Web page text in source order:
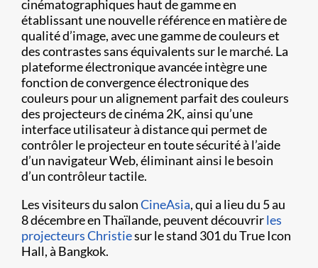
cinématographiques haut de gamme en
établissant une nouvelle référence en matière de
qualité d’image, avec une gamme de couleurs et
des contrastes sans équivalents sur le marché. La
plateforme électronique avancée intègre une
fonction de convergence électronique des
couleurs pour un alignement parfait des couleurs
des projecteurs de cinéma 2K, ainsi qu’une
interface utilisateur à distance qui permet de
contrôler le projecteur en toute sécurité à l’aide
d’un navigateur Web, éliminant ainsi le besoin
d’un contrôleur tactile.
Les visiteurs du salonCineAsia, qui a lieu du 5 au
8 décembre en Thaïlande, peuvent découvrirles
projecteurs Christiesur le stand 301 du True Icon
Hall, à Bangkok.